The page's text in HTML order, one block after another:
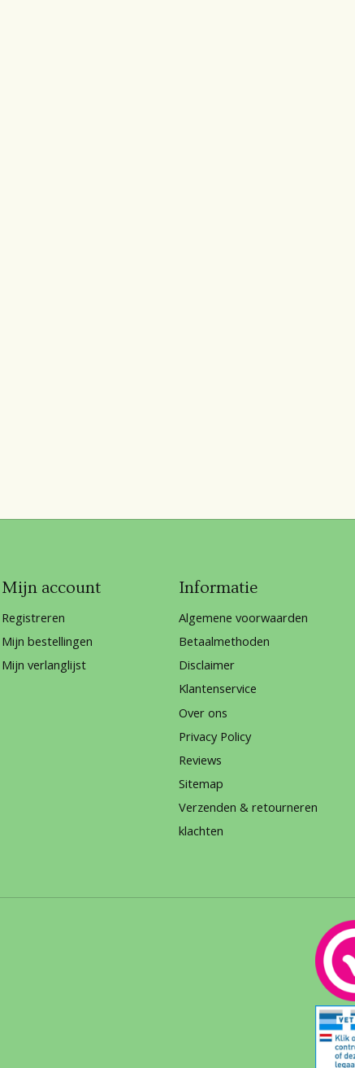
Mijn account
Registreren
Mijn bestellingen
Mijn verlanglijst
Informatie
Algemene voorwaarden
Betaalmethoden
Disclaimer
Klantenservice
Over ons
Privacy Policy
Reviews
Sitemap
Verzenden & retourneren
klachten